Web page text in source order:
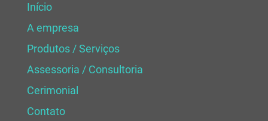
Início
A empresa
Produtos / Serviços
Assessoria / Consultoria
Cerimonial
Contato